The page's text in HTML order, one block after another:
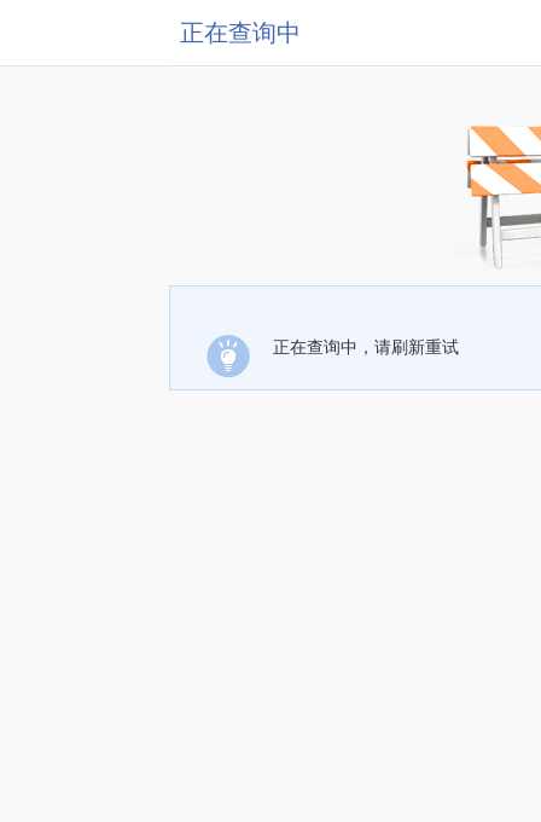
正在查询中
正在查询中，请刷新重试